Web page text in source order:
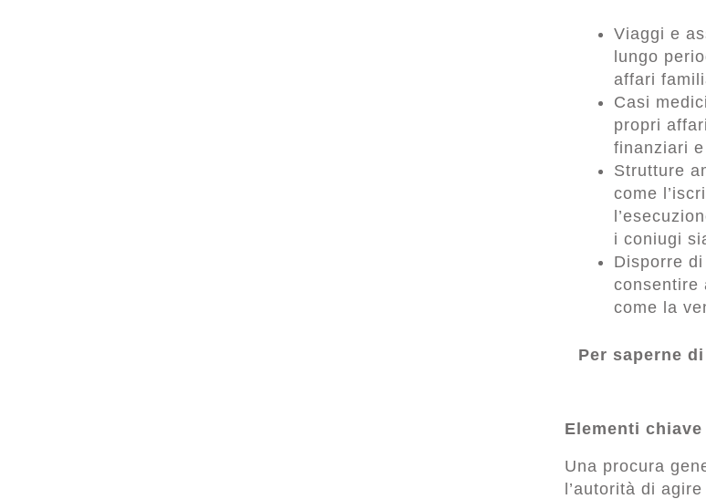
Viaggi e
lungo
affari
Casi
propri
finanziari
Strutture
come
i coniugi
Disporre
consentire
come la
Per saperne
Elementi
Una procura
l’autorità di